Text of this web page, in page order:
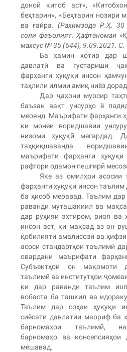
доноӣ китоб аст»,
беҳтарин», «Беҳтарин нозири
ва ғайра. (Раҳимзода Р.Ҳ. 30
соли фаъолият. Ҳафтаномаи
махсус № 35 (644), 9.09.2021. С.
Ба ҳамин хотир дар
давлатӣ ва густариши
фарҳанги ҳуқуқи инсон
таҳлили илмии амиқ ниёз
Дар ҷаҳони муосир
баъзан вақт унсурҳо ё
меоянд. Маърифати фарҳанги
ки монеи воридшавии
низоми ҳуқуқӣ мегардад.
таҳқиқшаванда
маърифати фарҳанги
рафтори одамон пешгирӣ
Яке аз омилҳои асосии
фарҳанги ҳуқуқи инсон таълим
ба ҳисоб меравад. Таълим дар
раванди муташаккил ва
дар рӯҳияи эҳтиром, риоя ва
инсон аст, ки мақсад аз он
қобилияти амалисозӣ ва
асоси стандартҳои таълимӣ
овардани маърифати
Субъектҳои он мақомоти
таълимӣ ва институтҳои
ки дар раванди таълим
вобаста ба ташкил ва
Таълим дар соҳаи ҳуқуқи
сиёсати давлатии маориф ба
барномаҳои таълимӣ,
барномаҳо ва
мешавад.